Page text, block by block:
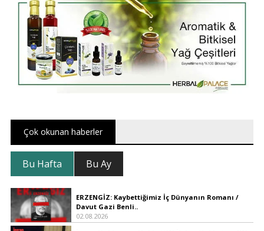
Çok okunan haberler
Bu Hafta Bu Ay
ERZENGİZ: Kaybettiğimiz İç Dünyanın Romanı /
Davut Gazi Benli..
02.08.2026